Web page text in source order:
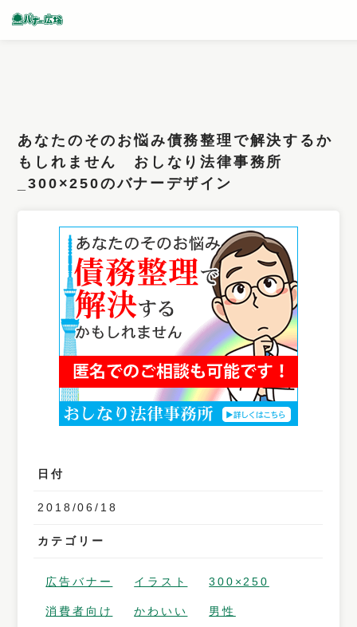
フィルター
サイズ
業種
デザイン
タイプ
要素
あなたのそのお悩み債務整理で解決するか
もしれません おしなり法律事務所
_300×250のバナーデザイン
日付
2018/06/18
カテゴリー
広告バナー イラスト 300×250
消費者向け かわいい 男性